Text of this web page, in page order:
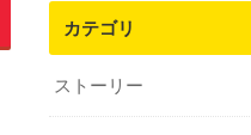
カテゴリ
ストーリー